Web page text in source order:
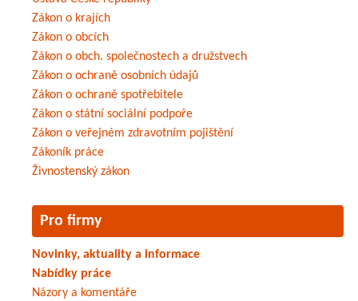
Zákon o krajích
Zákon o obcích
Zákon o obch. společnostech a družstvech
Zákon o ochraně osobních údajů
Zákon o ochraně spotřebitele
Zákon o státní sociální podpoře
Zákon o veřejném zdravotním pojištění
Zákoník práce
Živnostenský zákon
Pro firmy
Novinky, aktuality a informace
Nabídky práce
Názory a komentáře